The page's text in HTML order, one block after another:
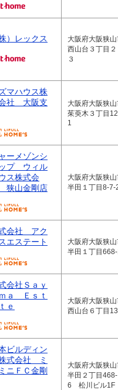
株）レックス
大阪府大阪狭
西山台３丁目２
３
マハウス株
社 大阪支
大阪府大阪狭
茱萸木３丁目
1
ーメゾンシ
プ ウィル
ス株式会
狭山金剛店
大阪府大阪狭
半田１丁目8-7-
会社 アク
エステート
大阪府大阪狭
半田１丁目
会社Ｓａｙ
ａ Ｅｓｔ
ｅ
大阪府大阪狭
西山台６丁目
ビルディン
式会社 ミ
ニＦＣ金剛
大阪府大阪狭
半田２丁目468-
6 松川ビル1F